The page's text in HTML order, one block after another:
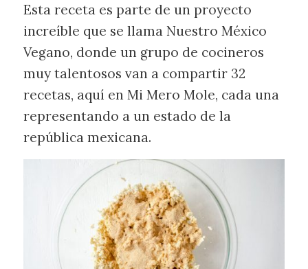
Esta receta es parte de un proyecto
increíble que se llama Nuestro México
Vegano, donde un grupo de cocineros
muy talentosos van a compartir 32
recetas, aquí en Mi Mero Mole, cada una
representando a un estado de la
república mexicana.